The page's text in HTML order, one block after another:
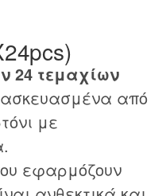
24 τεμαχίων
από
με
εφαρμόζουν